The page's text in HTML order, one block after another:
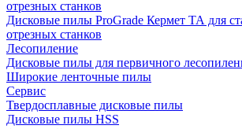
отрезных станков
Дисковые пилы ProGrade Кермет ТА для
отрезных станков
Лесопиление
Дисковые пилы для первичного
Широкие ленточные пилы
Сервис
Твердосплавные дисковые пилы
Дисковые пилы HSS